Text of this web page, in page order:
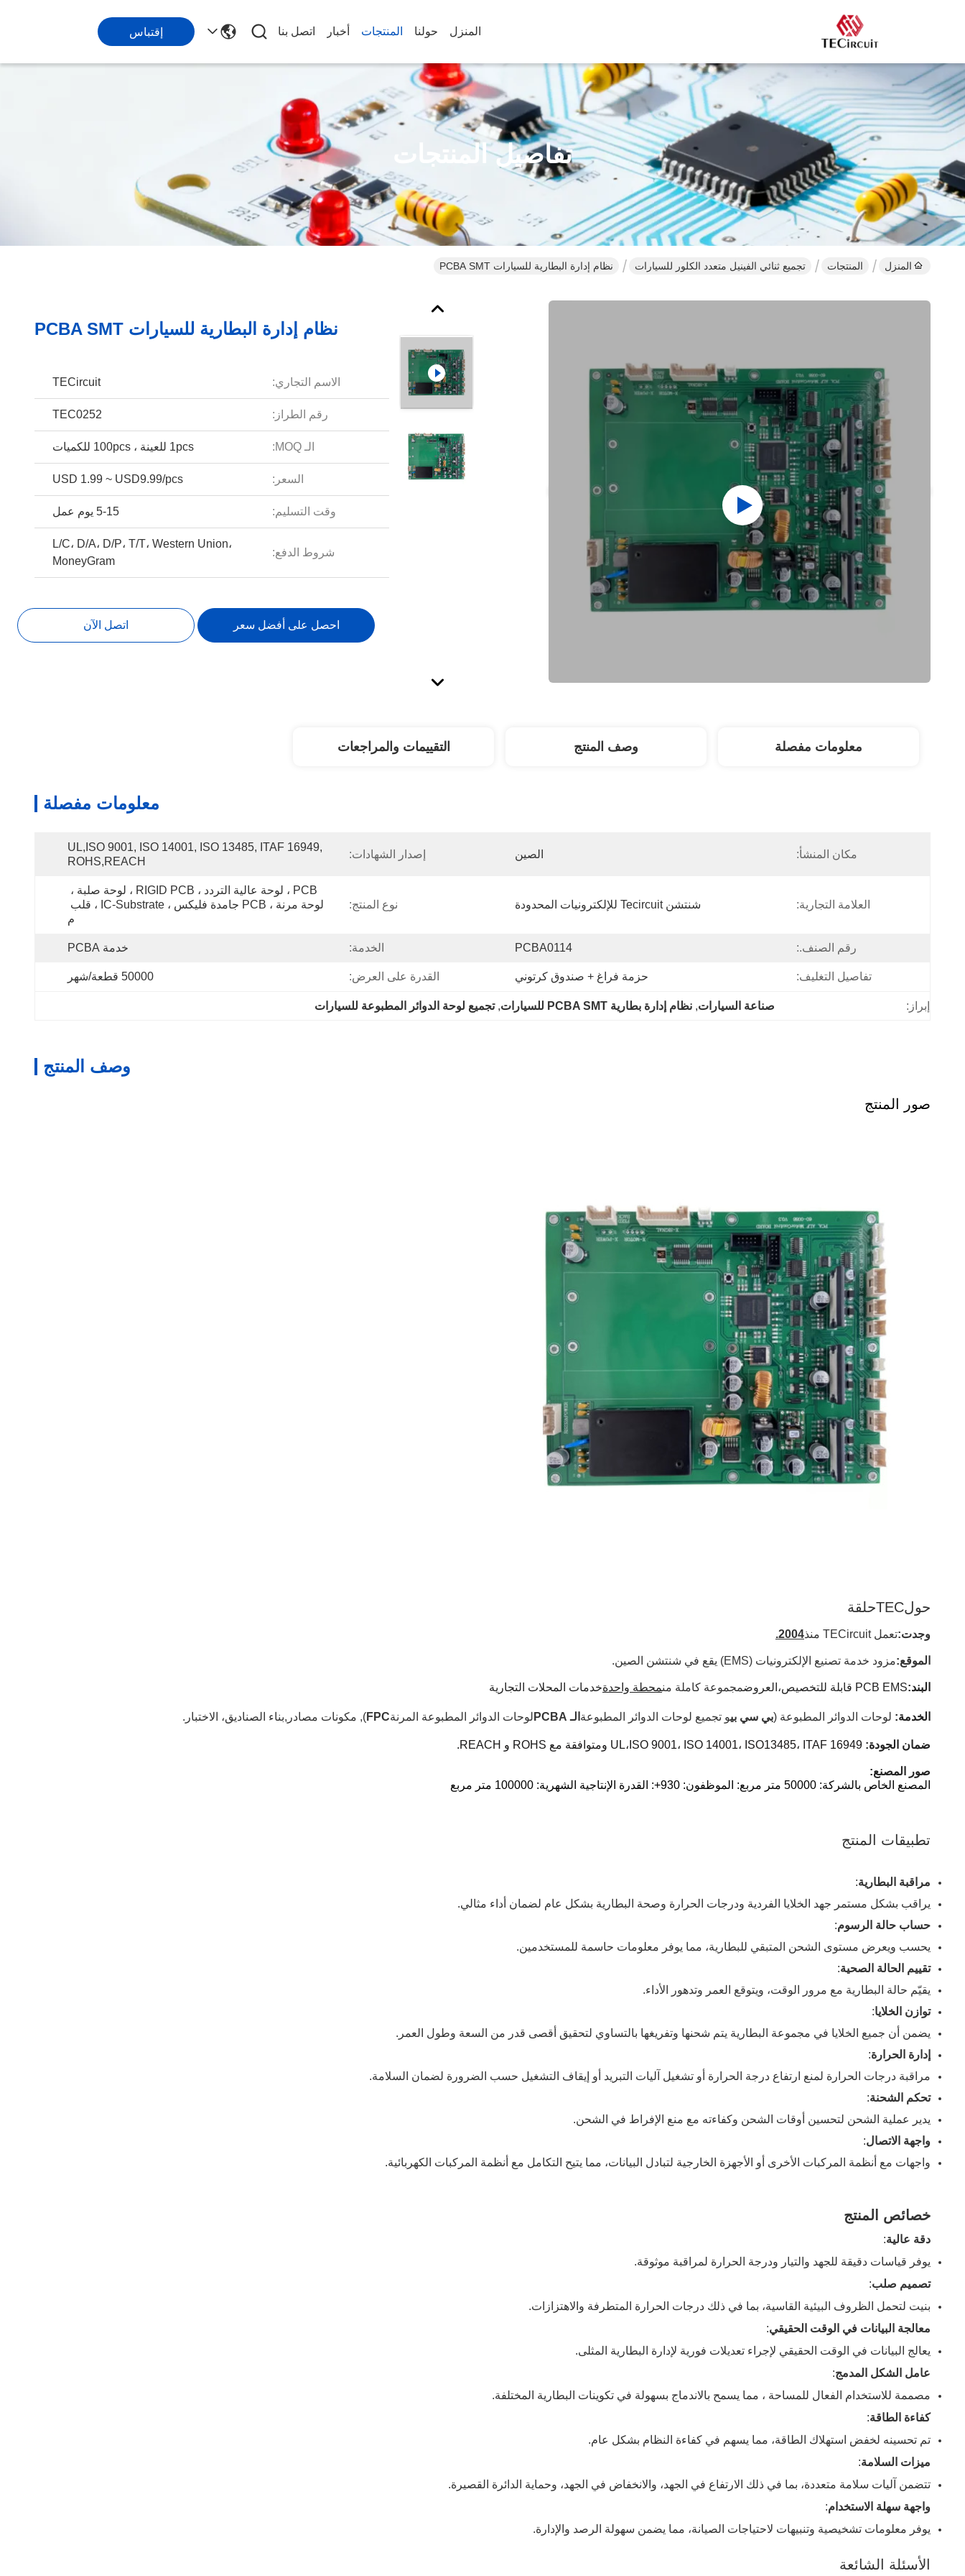
المنزل حولنا المنتجات أخبار اتصل بنا إقتباس
تفاصيل المنتجات
المنزل المنتجات تجميع ثنائي الفينيل متعدد الكلور للسيارات نظام إدارة البطارية للسيارات PCBA SMT
نظام إدارة البطارية للسيارات PCBA SMT
الاسم التجاري: TECircuit
رقم الطراز: TEC0252
الـ MOQ: 1pcs للعينة ، 100pcs للكميات
السعر: USD 1.99 ~ USD9.99/pcs
وقت التسليم: 5-15 يوم عمل
شروط الدفع:
L/C، D/A، D/P، T/T، Western Union،
MoneyGram
احصل على أفضل سعر اتصل الآن
معلومات مفصلة وصف المنتج التقييمات والمراجعات
معلومات مفصلة
مكان المنشأ: الصين إصدار الشهادات:
UL,ISO 9001, ISO 14001, ISO 13485, ITAF 16949,
ROHS,REACH
العلامة التجارية: شنتشن Tecircuit للإلكترونيات المحدودة نوع المنتج:
م
رقم الصنف.: PCBA0114 الخدمة: خدمة PCBA
تفاصيل التغليف: حزمة فراغ + صندوق كرتوني القدرة على العرض: 50000 قطعة/شهر
إبراز: صناعة السيارات, نظام إدارة بطارية PCBA SMT للسيارات , تجميع لوحة الدوائر المطبوعة للسيارات
وصف المنتج
صور المنتج
حولTECحلقة
وجدت:تعمل TECircuit منذ 2004.
الموقع:مزود خدمة تصنيع الإلكترونيات (EMS) يقع في شنتشن الصين.
البند:PCB EMS قابلة للتخصيص، العروضمجموعة كاملة منمحطة واحدةخدمات المحلات التجارية
الخدمة: لوحات الدوائر المطبوعة (بي سي بيو تجميع لوحات الدوائر المطبوعة الـ PCBA لوحات الدوائر المطبوعة المرنةFPC), مكونات مصادر ,بناء الصناديق، الاختبار.
ضمان الجودة: UL،ISO 9001، ISO 14001، ISO13485، ITAF 16949 ومتوافقة مع ROHS و REACH.
صور المصنع:
المصنع الخاص بالشركة: 50000 متر مربع: الموظفون: 930+: القدرة الإنتاجية الشهرية: 100000 متر مربع
تطبيقات المنتج
مراقبة البطارية:
يراقب بشكل مستمر جهد الخلايا الفردية ودرجات الحرارة وصحة البطارية بشكل عام لضمان أداء مثالي.
حساب حالة الرسوم:
يحسب ويعرض مستوى الشحن المتبقي للبطارية، مما يوفر معلومات حاسمة للمستخدمين.
تقييم الحالة الصحية:
يقيّم حالة البطارية مع مرور الوقت، ويتوقع العمر وتدهور الأداء.
توازن الخلايا:
يضمن أن جميع الخلايا في مجموعة البطارية يتم شحنها وتفريغها بالتساوي لتحقيق أقصى قدر من السعة وطول العمر.
إدارة الحرارة:
مراقبة درجات الحرارة لمنع ارتفاع درجة الحرارة أو تشغيل آليات التبريد أو إيقاف التشغيل حسب الضرورة لضمان السلامة.
تحكم الشحنة:
يدير عملية الشحن لتحسين أوقات الشحن وكفاءته مع منع الإفراط في الشحن.
واجهة الاتصال:
واجهات مع أنظمة المركبات الأخرى أو الأجهزة الخارجية لتبادل البيانات، مما يتيح التكامل مع أنظمة المركبات الكهربائية.
خصائص المنتج
دقة عالية:
يوفر قياسات دقيقة للجهد والتيار ودرجة الحرارة لمراقبة موثوقة.
تصميم صلب:
بنيت لتحمل الظروف البيئية القاسية، بما في ذلك درجات الحرارة المتطرفة والاهتزازات.
معالجة البيانات في الوقت الحقيقي:
يعالج البيانات في الوقت الحقيقي لإجراء تعديلات فورية لإدارة البطارية المثلى.
عامل الشكل المدمج:
مصممة للاستخدام الفعال للمساحة ، مما يسمح بالاندماج بسهولة في تكوينات البطارية المختلفة.
كفاءة الطاقة:
تم تحسينه لخفض استهلاك الطاقة، مما يسهم في كفاءة النظام بشكل عام.
ميزات السلامة:
تتضمن آليات سلامة متعددة، بما في ذلك الارتفاع في الجهد، والانخفاض في الجهد، وحماية الدائرة القصيرة.
واجهة سهلة الاستخدام:
يوفر معلومات تشخيصية وتنبيهات لاحتياجات الصيانة، مما يضمن سهولة الرصد والإدارة.
الأسئلة الشائعة